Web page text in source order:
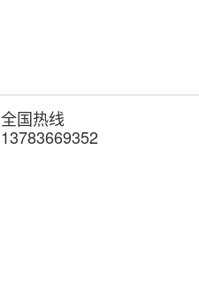
全国热线
13783669352